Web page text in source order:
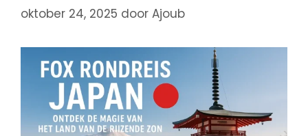
oktober 24, 2025 door Ajoub